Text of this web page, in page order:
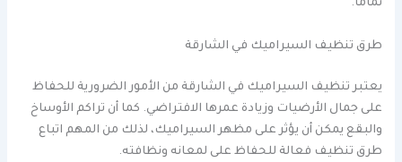
تمامًا.
طرق تنظيف السيراميك في الشارقة
يعتبر تنظيف السيراميك في الشارقة من الأمور الضرورية للحفاظ
على جمال الأرضيات وزيادة عمرها الافتراضي. كما أن تراكم الأوساخ
والبقع يمكن أن يؤثر على مظهر السيراميك، لذلك من المهم اتباع
طرق تنظيف فعالة للحفاظ على لمعانه ونظافته.